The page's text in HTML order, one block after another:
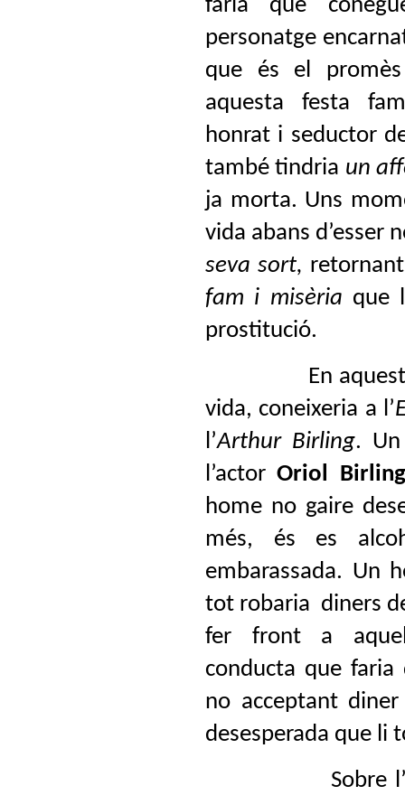
faria que
personatge
que és el
aquesta festa
honrat i seductor
també tindria un
ja morta. Uns
vida abans d’esser
seva sort,
fam i misèria que
prostitució.
En
vida, coneixeria a l’
l’Arthur Birling. Un
l’actorOriol Birling
home no gaire
més, és es
embarassada. Un
tot robaria diners
fer front a
conducta que faria
no acceptant
desesperada que li
Sobre